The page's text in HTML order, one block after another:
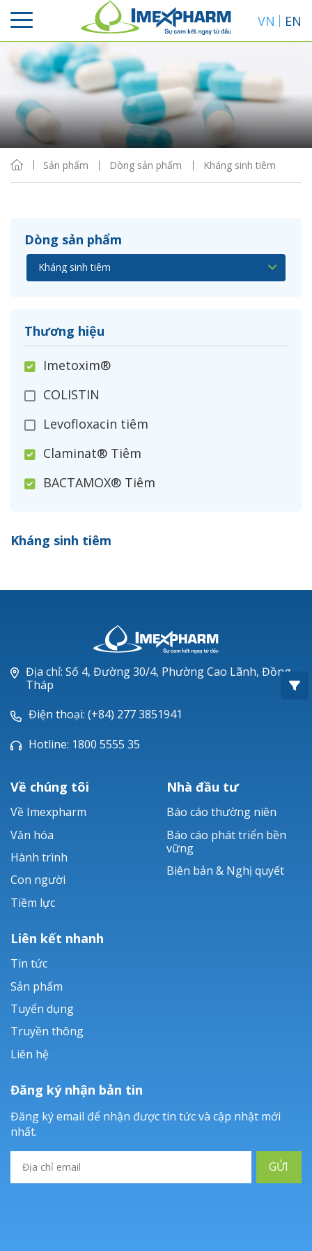
VN EN
Sản phẩm Dòng sản phẩm Kháng sinh tiêm
Dòng sản phẩm
Thương hiệu
Imetoxim®
COLISTIN
Levofloxacin tiêm
Claminat® Tiêm
BACTAMOX® Tiêm
Ceftizoxim®
Piperacillin
Ticarlinat®
Zobacta®
Bacsulfo®
Kháng sinh tiêm
Sắp xếp
Hiển thị
Địa chỉ: Số 4, Đường 30/4, Phường Cao Lãnh, Đồng
Tháp
Điện thoại: (+84) 277 3851941
Hotline: 1800 5555 35
Về chúng tôi
Về Imexpharm
Văn hóa
Hành trình
Con người
Tiềm lực
Nhà đầu tư
Báo cáo thường niên
Báo cáo phát triển bền
vững
Biên bản & Nghị quyết
Liên kết nhanh
Tin tức
Sản phẩm
Tuyển dụng
Truyền thông
Liên hệ
Đăng ký nhận bản tin
Đăng ký email để nhận được tin tức và cập nhật mới
nhất.
GỬI